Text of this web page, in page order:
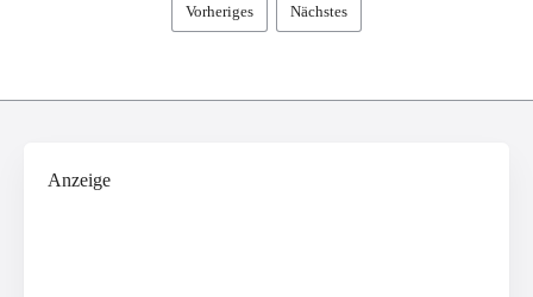
Vorheriges Nächstes
Anzeige